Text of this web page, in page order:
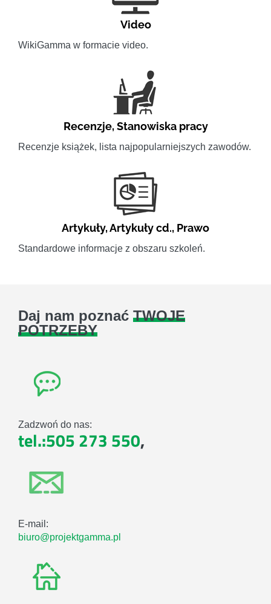
Video
WikiGamma w formacie video.
Recenzje,Stanowiska pracy
Recenzje książek, lista najpopularniejszych zawodów.
Artykuły,Artykuły cd., Prawo
Standardowe informacje z obszaru szkoleń.
Daj nam poznać TWOJE
POTRZEBY
Zadzwoń do nas:
tel.:505 273 550,
E-mail:
biuro@projektgamma.pl